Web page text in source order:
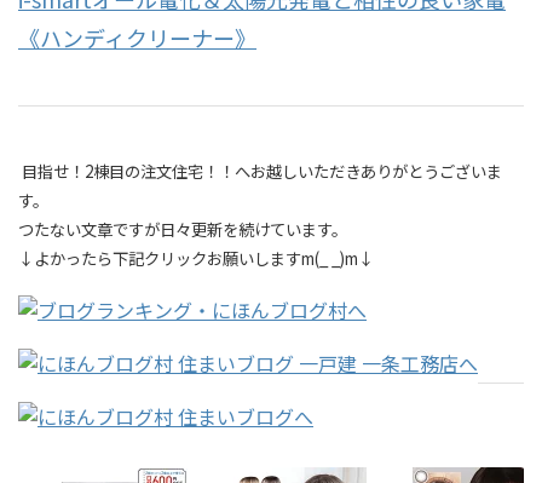
《ハンディクリーナー》
目指せ！2棟目の注文住宅！！へお越しいただきありがとうございま
す。
つたない文章ですが日々更新を続けています。
↓よかったら下記クリックお願いしますm(_ _)m↓